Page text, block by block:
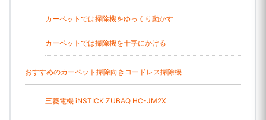
カーペットでは掃除機をゆっくり動かす
カーペットでは掃除機を十字にかける
おすすめのカーペット掃除向きコードレス掃除機
三菱電機 iNSTICK ZUBAQ HC-JM2X